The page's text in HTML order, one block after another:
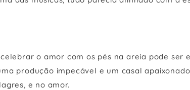
o amor com os pés na areia pode ser
produção impecável e um casal
e no amor.